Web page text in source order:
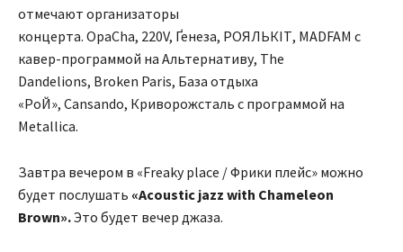
отмечают организаторы
концерта. OpaCha, 220V, Ґенеза, РОЯЛЬКІТ, MADFAM с
кавер-программой на Альтернативу, The
Dandelions, Broken Paris, База отдыха
«РоЙ», Cansando, Криворожсталь с программой на
Metallica.
Завтра вечером в «Freaky place / Фрики плейс» можно
будет послушать «Acoustic jazz with Chameleon
Brown».Это будет вечер джаза.